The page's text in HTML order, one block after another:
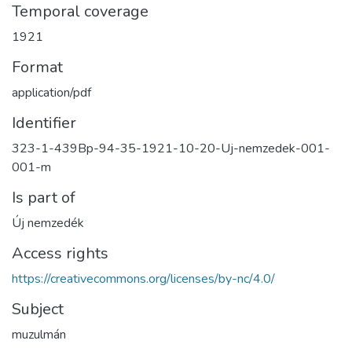
Temporal coverage
1921
Format
application/pdf
Identifier
323-1-439Bp-94-35-1921-10-20-Uj-nemzedek-001-
001-m
Is part of
Új nemzedék
Access rights
https://creativecommons.org/licenses/by-nc/4.0/
Subject
muzulmán